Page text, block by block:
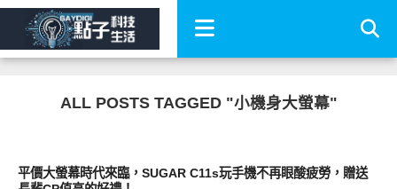
ALL POSTS TAGGED "小機身大螢幕"
平價大螢幕時代來臨，SUGAR C11s玩手機不再眼酸疲勞，贈送